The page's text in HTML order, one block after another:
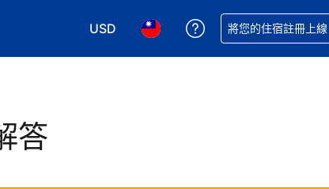
USD
選擇您使用的幣別. 您現在所使用的幣別為
選擇您使用的語言. 您目前所選
取得訂單相關協助
將您的住宿註冊上線
答